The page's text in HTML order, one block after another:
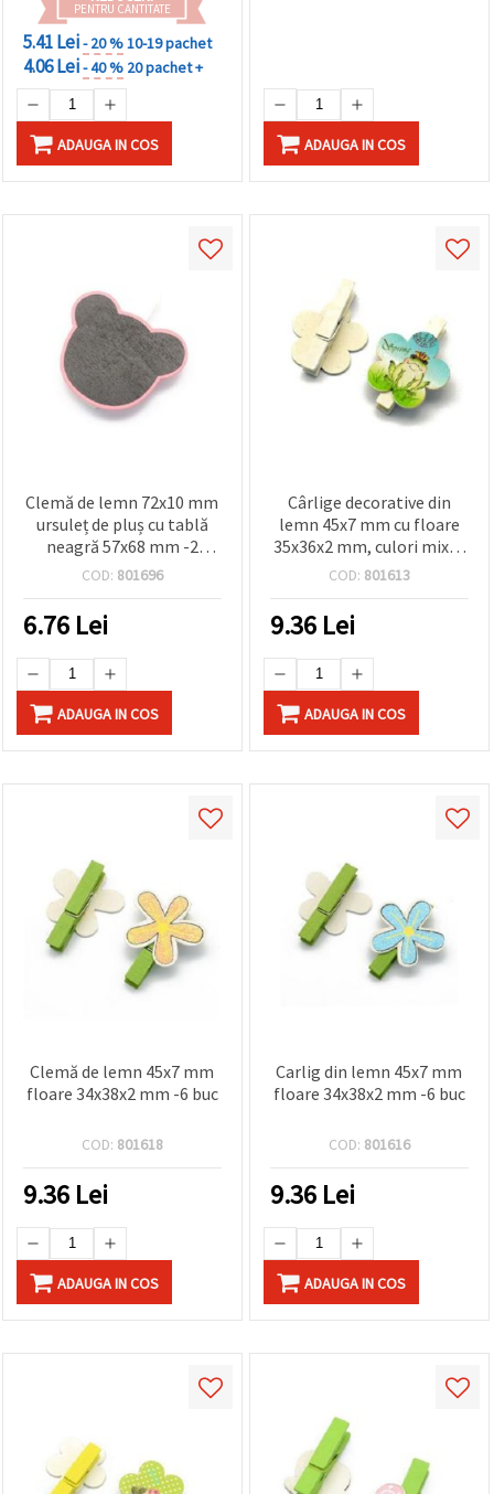
PENTRU CANTITATE
5.41 Lei- 20 %10-19 pachet
4.06 Lei- 40 % 20 pachet +
ADAUGA IN COS ADAUGA IN COS
Clemă de lemn 72x10 mm
ursuleț de pluș cu tablă
neagră 57x68 mm -2
bucăți
COD: 801696
6.76 Lei
ADAUGA IN COS
Cârlige decorative din
lemn 45x7 mm cu floare
35x36x2 mm, culori mixte
- 6 buc
COD: 801613
9.36 Lei
ADAUGA IN COS
Clemă de lemn 45x7 mm
floare 34x38x2 mm -6 buc
COD: 801618
9.36 Lei
ADAUGA IN COS
Carlig din lemn 45x7 mm
floare 34x38x2 mm -6 buc
COD: 801616
9.36 Lei
ADAUGA IN COS